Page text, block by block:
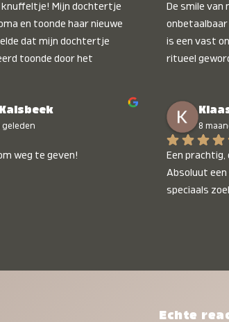
knuffeltje! Mijn dochtertje
en toonde haar nieuwe
dat mijn dochtertje
toonde door het
De smile van
onbetaalbaar
is een vast
ritueel
geleden
weg te geven!
8
Een prachtig,
Absoluut
speciaals
Echte